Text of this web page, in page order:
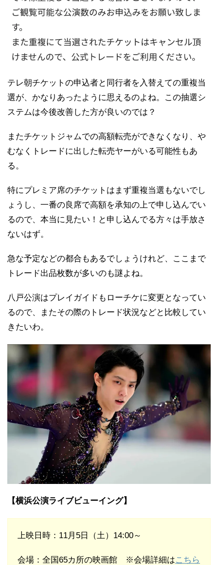
テレ朝チケットの申込者と同行者を入替えての重複当
選が、かなりあったように思えるのよね。この抽選シ
ステムは今後改善した方が良いのでは？
またチケットジャムでの高額転売ができなくなり、や
むなくトレードに出した転売ヤーがいる可能性もあ
る。
特にプレミア席のチケットはまず重複当選もないでし
ょうし、一番の良席で高額を承知の上で申し込んでい
るので、本当に見たい！と申し込んでる方々は手放さ
ないはず。
急な予定などの都合もあるでしょうけれど、ここまで
トレード出品枚数が多いのも謎よね。
八戸公演はプレイガイドもローチケに変更となってい
るので、またその際のトレード状況などと比較してい
きたいわ。
【横浜公演ライブビューイング】
上映日時：11月5日（土）14:00～
会場：全国65カ所の映画館 ※会場詳細はこちら